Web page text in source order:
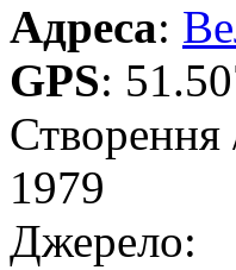
Адреса:
GPS:
Створення
1979
Джерело: